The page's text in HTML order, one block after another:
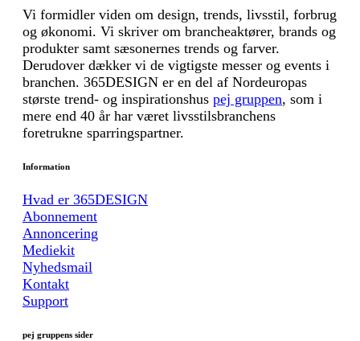
Vi formidler viden om design, trends, livsstil, forbrug
og økonomi. Vi skriver om brancheaktører, brands og
produkter samt sæsonernes trends og farver.
Derudover dækker vi de vigtigste messer og events i
branchen. 365DESIGN er en del af Nordeuropas
største trend- og inspirationshus pej gruppen, som i
mere end 40 år har været livsstilsbranchens
foretrukne sparringspartner.
Information
Hvad er 365DESIGN
Abonnement
Annoncering
Mediekit
Nyhedsmail
Kontakt
Support
pej gruppens sider